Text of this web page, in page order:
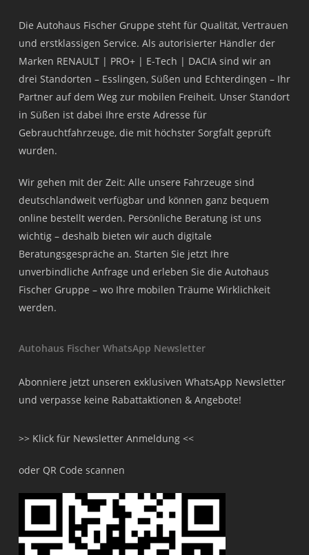
Die Autohaus Fischer Gruppe steht für Qualität, Vertrauen
und erstklassigen Service. Als autorisierter Händler der
Marken RENAULT | PRO+ | E-Tech | DACIA sind wir an
drei Standorten – Esslingen, Süßen und Echterdingen – Ihr
Partner auf dem Weg zur mobilen Freiheit. Unser Standort
in Süßen ist dabei Ihre erste Adresse für
Gebrauchtfahrzeuge, die mit höchster Sorgfalt geprüft
wurden.
Wir gehen mit der Zeit: Alle unsere Fahrzeuge sind
deutschlandweit verfügbar und können ganz bequem
online bestellt werden. Persönliche Beratung ist uns
wichtig – deshalb bieten wir auch digitale
Beratungsgespräche an. Starten Sie jetzt Ihre
unverbindliche Anfrage und erleben Sie die Autohaus
Fischer Gruppe – wo Ihre mobilen Träume Wirklichkeit
werden.
Autohaus Fischer WhatsApp Newsletter
Abonniere jetzt unseren exklusiven WhatsApp Newsletter
und verpasse keine Rabattaktionen & Angebote!
>> Klick für Newsletter Anmeldung <<
oder QR Code scannen